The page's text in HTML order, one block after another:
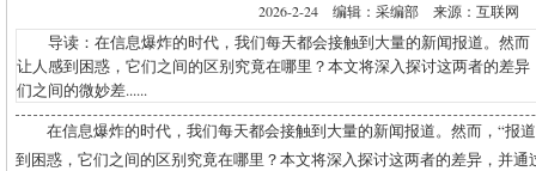
2026-2-24 编辑：采编部 来源：互联网
导读：在信息爆炸的时代，我们每天都会接触到大量的新闻报道。然而
让人感到困惑，它们之间的区别究竟在哪里？本文将深入探讨这两者的差
们之间的微妙差......
在信息爆炸的时代，我们每天都会接触到大量的新闻报道。然而，“报
到困惑，它们之间的区别究竟在哪里？本文将深入探讨这两者的差异，并